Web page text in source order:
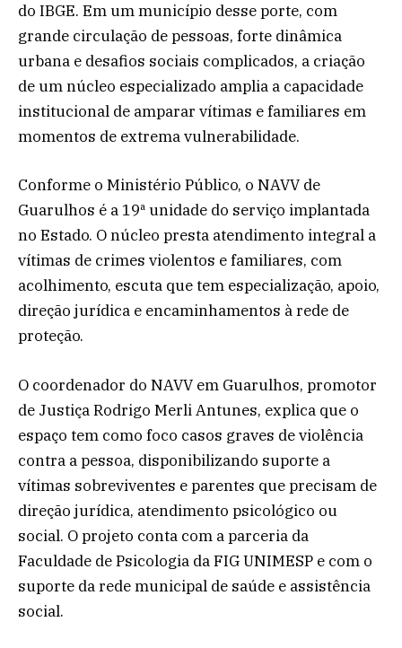
do IBGE. Em um município desse porte, com
grande circulação de pessoas, forte dinâmica
urbana e desafios sociais complicados, a criação
de um núcleo especializado amplia a capacidade
institucional de amparar vítimas e familiares em
momentos de extrema vulnerabilidade.
Conforme o Ministério Público, o NAVV de
Guarulhos é a 19ª unidade do serviço implantada
no Estado. O núcleo presta atendimento integral a
vítimas de crimes violentos e familiares, com
acolhimento, escuta que tem especialização, apoio,
direção jurídica e encaminhamentos à rede de
proteção.
O coordenador do NAVV em Guarulhos, promotor
de Justiça Rodrigo Merli Antunes, explica que o
espaço tem como foco casos graves de violência
contra a pessoa, disponibilizando suporte a
vítimas sobreviventes e parentes que precisam de
direção jurídica, atendimento psicológico ou
social. O projeto conta com a parceria da
Faculdade de Psicologia da FIG UNIMESP e com o
suporte da rede municipal de saúde e assistência
social.